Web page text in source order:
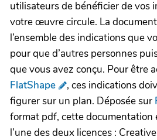
utilisateurs de bénéficier de vos
votre œuvre circule. La
l’ensemble des indications que
pour que d’autres personnes
que vous avez conçu. Pour être
FlatShape
, ces indications
figurer sur un plan. Déposée sur
format pdf, cette documentation
l’une des deux licences :